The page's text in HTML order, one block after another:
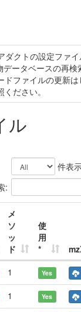
ダクトの設定ファ
ータベースの再検
ドファイルの更新
ださい。
ル
件表
:
メ
ソ
ッ
ド
使
用
*
1 Yes
1 Yes